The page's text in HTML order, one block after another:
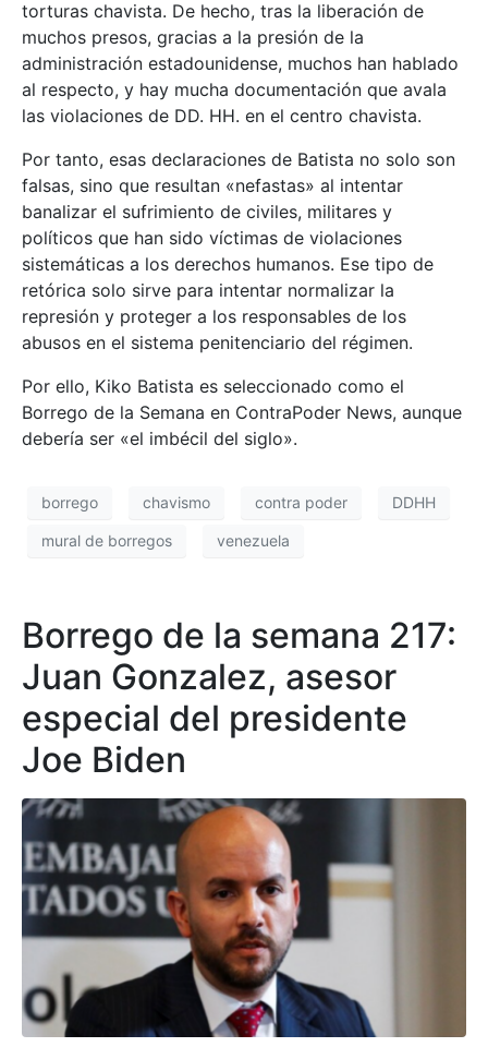
torturas chavista. De hecho, tras la liberación de
muchos presos, gracias a la presión de la
administración estadounidense, muchos han hablado
al respecto, y hay mucha documentación que avala
las violaciones de DD. HH. en el centro chavista.
Por tanto, esas declaraciones de Batista no solo son
falsas, sino que resultan «nefastas» al intentar
banalizar el sufrimiento de civiles, militares y
políticos que han sido víctimas de violaciones
sistemáticas a los derechos humanos. Ese tipo de
retórica solo sirve para intentar normalizar la
represión y proteger a los responsables de los
abusos en el sistema penitenciario del régimen.
Por ello, Kiko Batista es seleccionado como el
Borrego de la Semana en ContraPoder News, aunque
debería ser «el imbécil del siglo».
borrego chavismo contra poder DDHH
mural de borregos venezuela
Borrego de la semana 217:
Juan Gonzalez, asesor
especial del presidente
Joe Biden